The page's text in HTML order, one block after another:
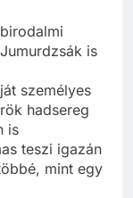
is
személyes
hadsereg
is
teszi igazán
mint egy